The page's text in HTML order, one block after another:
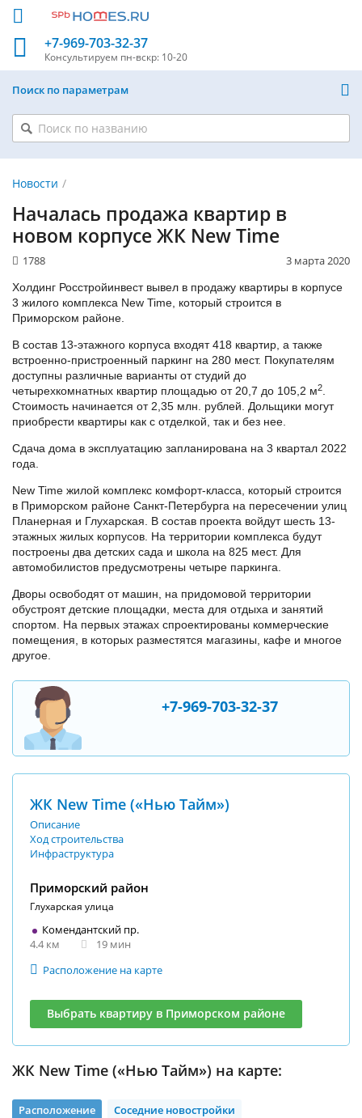
+7-969-703-32-37
Консультируем пн-вскр: 10-20
Поиск по параметрам
Новости
Началась продажа квартир в
новом корпусе ЖК New Time
3 марта 2020
1788
Холдинг Росстройинвест вывел в продажу квартиры в корпусе
3 жилого комплекса New Time, который строится в
Приморском районе.
В состав 13-этажного корпуса входят 418 квартир, а также
встроенно-пристроенный паркинг на 280 мест. Покупателям
доступны различные варианты от студий до
четырехкомнатных квартир площадью от 20,7 до 105,2 м2
Стоимость начинается от 2,35 млн. рублей. Дольщики могут
приобрести квартиры как с отделкой, так и без нее.
Сдача дома в эксплуатацию запланирована на 3 квартал 2022
года.
New Time жилой комплекс комфорт-класса, который строится
в Приморском районе Санкт-Петербурга на пересечении улиц
Планерная и Глухарская. В состав проекта войдут шесть 13-
этажных жилых корпусов. На территории комплекса будут
построены два детских сада и школа на 825 мест. Для
автомобилистов предусмотрены четыре паркинга.
Дворы освободят от машин, на придомовой территории
обустроят детские площадки, места для отдыха и занятий
спортом. На первых этажах спроектированы коммерческие
помещения, в которых разместятся магазины, кафе и многое
другое.
+7-969-703-32-37
ЖК New Time («Нью Тайм»)
Описание
Ход строительства
Инфраструктура
Приморский район
Глухарская улица
Комендантский пр.
4.4 км
19 мин
Расположение на карте
Выбрать квартиру в Приморском районе
ЖК New Time («Нью Тайм») на карте:
Расположение Соседние новостройки